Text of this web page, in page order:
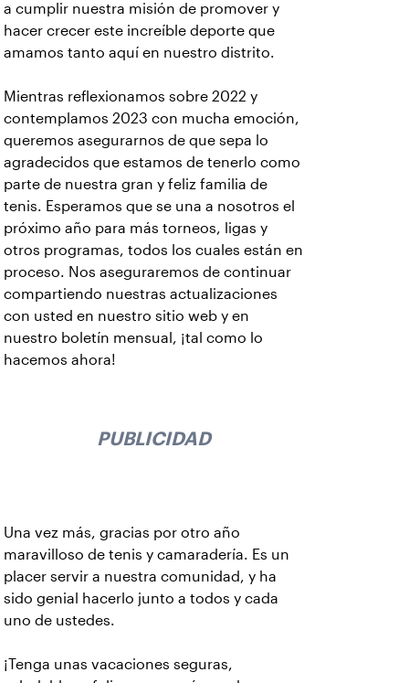
a cumplir nuestra misión de promover y
hacer crecer este increíble deporte que
amamos tanto aquí en nuestro distrito.
Mientras reflexionamos sobre 2022 y
contemplamos 2023 con mucha emoción,
queremos asegurarnos de que sepa lo
agradecidos que estamos de tenerlo como
parte de nuestra gran y feliz familia de
tenis. Esperamos que se una a nosotros el
próximo año para más torneos, ligas y
otros programas, todos los cuales están en
proceso. Nos aseguraremos de continuar
compartiendo nuestras actualizaciones
con usted en nuestro sitio web y en
nuestro boletín mensual, ¡tal como lo
hacemos ahora!
PUBLICIDAD
Una vez más, gracias por otro año
maravilloso de tenis y camaradería. Es un
placer servir a nuestra comunidad, y ha
sido genial hacerlo junto a todos y cada
uno de ustedes.
¡Tenga unas vacaciones seguras,